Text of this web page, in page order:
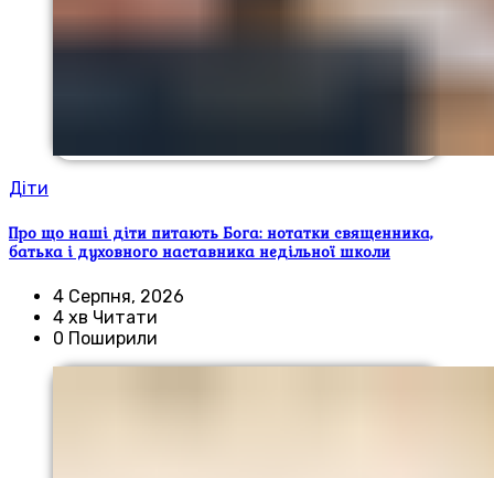
Діти
Про що наші діти питають Бога: нотатки священника,
батька і духовного наставника недільної школи
4 Серпня, 2026
4 хв Читати
0 Поширили